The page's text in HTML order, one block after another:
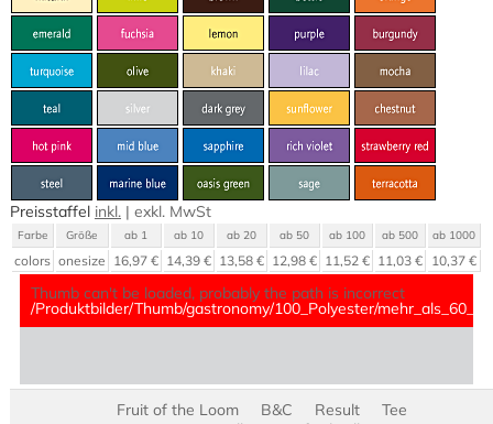
Preisstaffel inkl.| exkl.MwSt
Farbe Größe ab 1 ab 10 ab 20 ab 50 ab 100 ab 500 ab 1000
colors onesize 16,97 € 14,39 € 13,58 € 12,98 € 11,52 € 11,03 € 10,37 €
Thumb can't be loaded, probably the path is incorrect
/Produktbilder/Thumb/gastronomy/100_Polyester/
Fruit of the Loom B&C Result
Tee